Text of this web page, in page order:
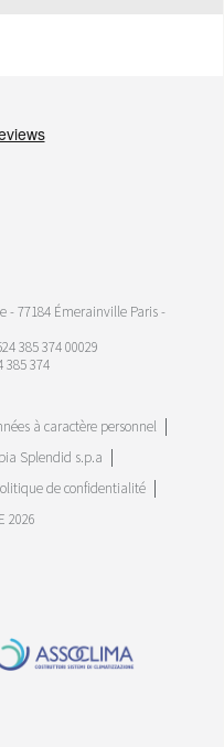
- 77184 Émerainville Paris -
385 374 00029
385 374
à caractère personnel
Splendid s.p.a
de confidentialité
2026